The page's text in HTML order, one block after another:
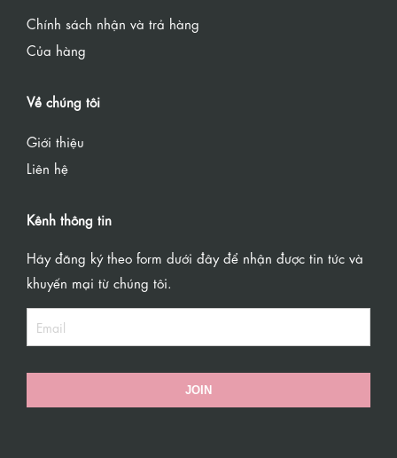
Chính sách nhận và trả hàng
Của hàng
Về chúng tôi
Giới thiệu
Liên hệ
Kênh thông tin
Hãy đăng ký theo form dưới đây để nhận được tin tức và
khuyến mại từ chúng tôi.
JOIN